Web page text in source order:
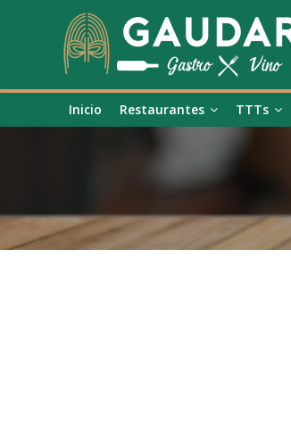
Inicio Restaurantes TTTs